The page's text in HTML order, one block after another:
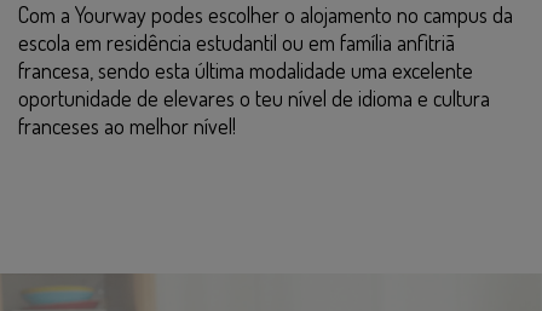
Com a Yourway podes escolher o alojamento no campus da
escola em residência estudantil ou em família anfitriã
francesa, sendo esta última modalidade uma excelente
oportunidade de elevares o teu nível de idioma e cultura
franceses ao melhor nível!